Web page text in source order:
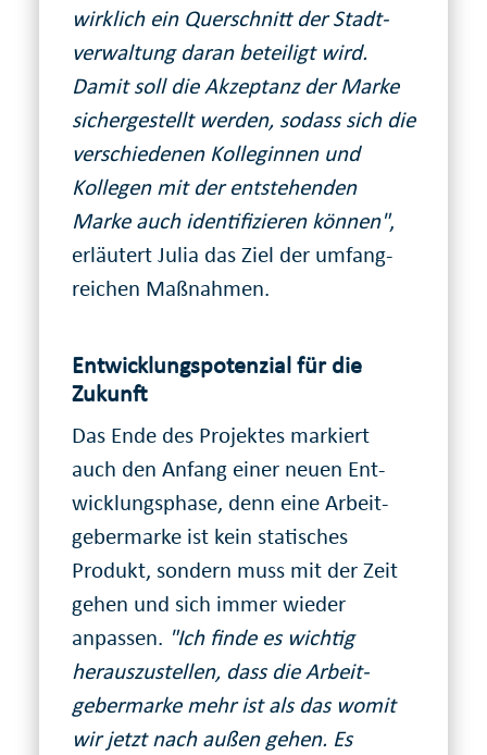
wirklich ein Quer­schnitt der Stadt­
verwaltung daran beteiligt wird.
Damit soll die Akzeptanz der Marke
sicher­gestellt werden, sodass sich die
verschiedenen Kolleginnen und
Kollegen mit der ent­stehenden
Marke auch identifi­zieren können",
erläutert Julia das Ziel der umfang­
reichen Maß­nahmen.
Entwicklungspotenzial für die
Zukunft
Das Ende des Projektes markiert
auch den Anfang einer neuen Ent­
wicklungs­phase, denn eine Arbeit­
geber­marke ist kein statisches
Produkt, sondern muss mit der Zeit
gehen und sich immer wieder
anpassen. "Ich finde es wichtig
heraus­zustellen, dass die Arbeit­
geber­marke mehr ist als das womit
wir jetzt nach außen gehen. Es